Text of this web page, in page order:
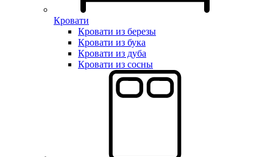
Кровати
Кровати из березы
Кровати из бука
Кровати из дуба
Кровати из сосны